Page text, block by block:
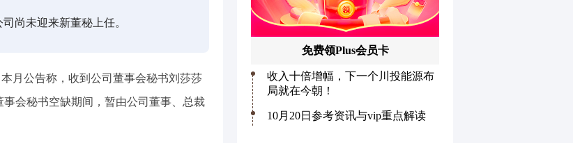
尚未迎来新董秘上任。
月公告称，收到公司董事会秘书刘莎莎
会秘书空缺期间，暂由公司董事、总裁